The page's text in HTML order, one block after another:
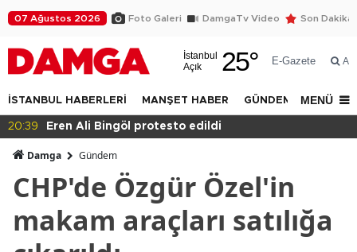
07 Ağustos 2026 Foto Galeri DamgaTv Video Son Dakika
İstanbul
Açık
25° E-Gazete Ara
İSTANBUL HABERLERİ MANŞET HABER GÜNDEM DÜNYA
MENÜ
20:36 Eğitimde haksızlık!
Damga Gündem
CHP'de Özgür Özel'in
makam araçları satılığa